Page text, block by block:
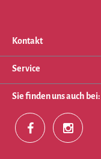
Kontakt
Service
Sie finden uns auch bei: